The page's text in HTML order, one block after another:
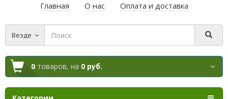
Главная О нас Оплата и доставка
Везде
0 товаров, на 0 руб.